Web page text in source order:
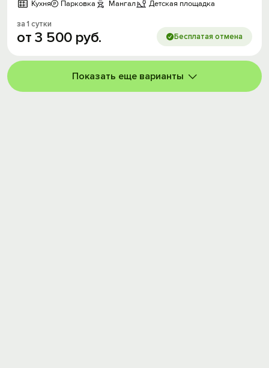
Кухня
Парковка Мангал Детская площадка
за 1 сутки
от3 500 руб. Бесплатая отмена
Показать еще варианты